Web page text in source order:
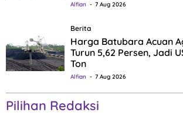
Alfian 7 Aug 2026
Berita
Harga Batubara Acuan
Turun 5,62 Persen, Jadi
Ton
Alfian 7 Aug 2026
Pilihan Redaksi